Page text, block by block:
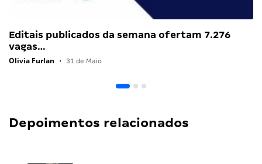
Editais publicados da semana ofertam 7.276
vagas…
Olivia Furlan • 31 de Maio
Depoimentos relacionados